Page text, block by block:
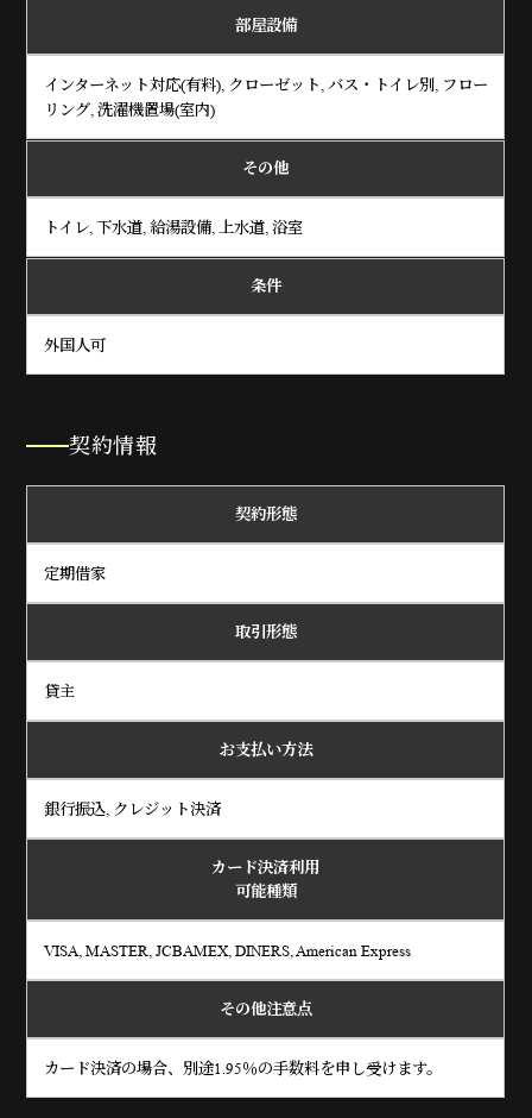
部屋設備
インターネット対応(有料), クローゼット, バス・トイレ別, フロー
リング, 洗濯機置場(室内)
その他
トイレ, 下水道, 給湯設備, 上水道, 浴室
条件
外国人可
契約情報
契約形態
定期借家
取引形態
貸主
お支払い方法
銀行振込, クレジット決済
カード決済利用
可能種類
VISA, MASTER, JCBAMEX, DINERS, American Express
その他注意点
カード決済の場合、別途1.95％の手数料を申し受けます。